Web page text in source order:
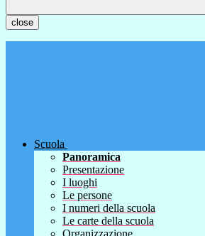
close
Scuola
Panoramica
Presentazione
I luoghi
Le persone
I numeri della scuola
Le carte della scuola